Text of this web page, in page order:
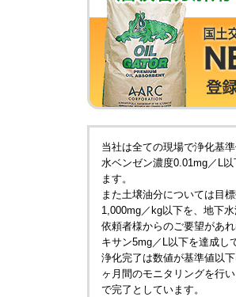
当社は全ての現場で浄化基
水ベンゼン濃度0.01mg／L
ます。
また土壌油分については目
1,000mg／kg以下を、地下
依頼者様からのご要望があ
キサン5mg／L以下を達成し
浄化完了は数値が基準値以
ヶ月間のモニタリングを行
で完了としています。